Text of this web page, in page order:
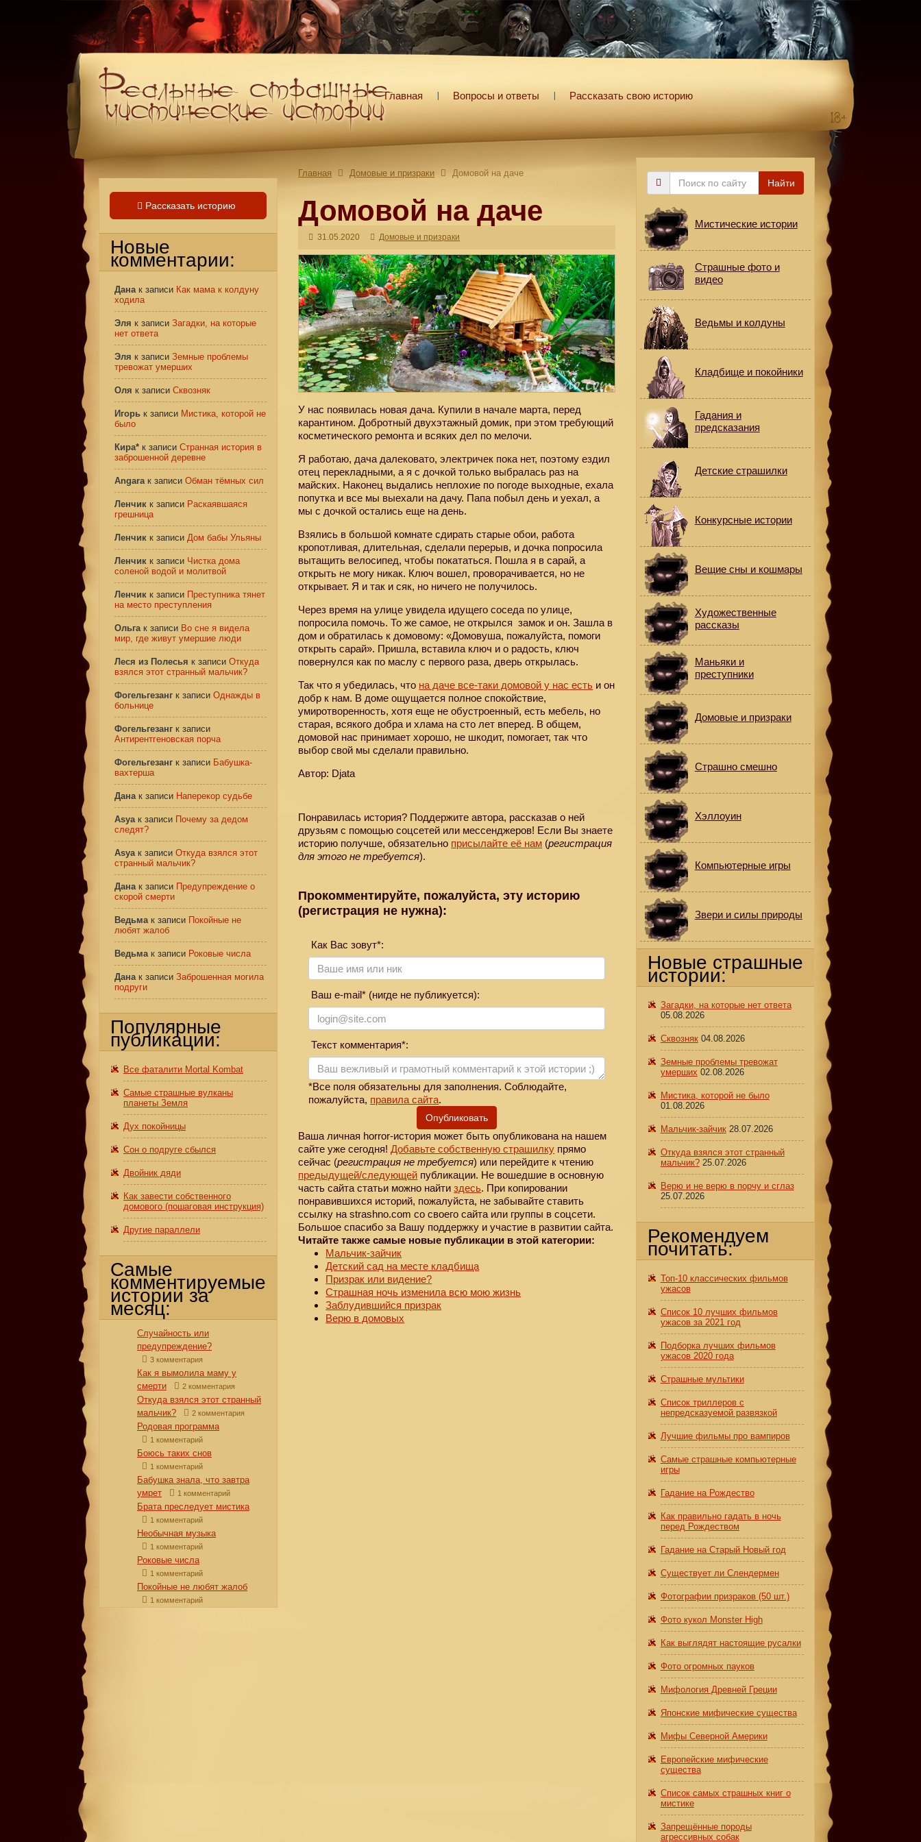
Главная Вопросы и ответы Рассказать свою историю
Главная Домовые и призраки Домовой на даче
Домовой на даче
31.05.2020 Домовые и призраки
У нас появилась новая дача. Купили в начале марта, перед
карантином. Добротный двухэтажный домик, при этом требующий
косметического ремонта и всяких дел по мелочи.
Я работаю, дача далековато, электричек пока нет, поэтому ездил
отец перекладными, а я с дочкой только выбралась раз на
майских. Наконец выдались неплохие по погоде выходные, ехала
попутка и все мы выехали на дачу. Папа побыл день и уехал, а
мы с дочкой остались еще на день.
Взялись в большой комнате сдирать старые обои, работа
кропотливая, длительная, сделали перерыв, и дочка попросила
вытащить велосипед, чтобы покататься. Пошла я в сарай, а
открыть не могу никак. Ключ вошел, проворачивается, но не
открывает. Я и так и сяк, но ничего не получилось.
Через время на улице увидела идущего соседа по улице,
попросила помочь. То же самое, не открылся замок и он. Зашла в
дом и обратилась к домовому: «Домовуша, пожалуйста, помоги
открыть сарай». Пришла, вставила ключ и о радость, ключ
повернулся как по маслу с первого раза, дверь открылась.
Так что я убедилась, что на даче все-таки домовой у нас есть и он
добр к нам. В доме ощущается полное спокойствие,
умиротворенность, хотя еще не обустроенный, есть мебель, но
старая, всякого добра и хлама на сто лет вперед. В общем,
домовой нас принимает хорошо, не шкодит, помогает, так что
выбор свой мы сделали правильно.
Автор: Djata
Понравилась история? Поддержите автора, рассказав о ней
друзьям с помощью соцсетей или мессенджеров! Если Вы знаете
историю получше, обязательно присылайте её нам (регистрация
для этого не требуется).
Прокомментируйте, пожалуйста, эту историю
(регистрация не нужна):
Как Вас зовут*:
Ваш e-mail* (нигде не публикуется):
Текст комментария*:
*Все поля обязательны для заполнения. Соблюдайте,
пожалуйста, правила сайта.
Опубликовать
Ваша личная horror-история может быть опубликована на нашем
сайте уже сегодня!Добавьте собственную страшилку прямо
сейчас (регистрация не требуется) или перейдите к чтению
предыдущей/следующей публикации. Не вошедшие в основную
часть сайта статьи можно найтиздесь. При копировании
понравившихся историй, пожалуйста, не забывайте ставить
ссылку на strashno.com со своего сайта или группы в соцсети.
Большое спасибо за Вашу поддержку и участие в развитии сайта.
Читайте также самые новые публикации в этой категории:
Мальчик-зайчик
Детский сад на месте кладбища
Призрак или видение?
Страшная ночь изменила всю мою жизнь
Заблудившийся призрак
Верю в домовых
Рассказать историю
Новые
комментарии:
Данак записи Как мама к колдуну
ходила
Эля к записи Загадки, на которые
нет ответа
Эля к записи Земные проблемы
тревожат умерших
Оля к записи Сквозняк
Игорь к записи Мистика, которой не
было
Кира* к записи Странная история в
заброшенной деревне
Angaraк записи Обман тёмных сил
Ленчик к записи Раскаявшаяся
грешница
Ленчик к записи Дом бабы Ульяны
Ленчик к записи Чистка дома
соленой водой и молитвой
Ленчик к записи Преступника тянет
на место преступления
Ольгак записи Во сне я видела
мир, где живут умершие люди
Леся из Полесья к записи Откуда
взялся этот странный мальчик?
Фогельгезанг к записи Однажды в
больнице
Фогельгезанг к записи
Антирентгеновская порча
Фогельгезанг к записи Бабушка-
вахтерша
Данак записи Наперекор судьбе
Asyaк записи Почему за дедом
следят?
Asyaк записи Откуда взялся этот
странный мальчик?
Данак записи Предупреждение о
скорой смерти
Ведьмак записи Покойные не
любят жалоб
Ведьмак записи Роковые числа
Данак записи Заброшенная могила
подруги
Популярные
публикации:
Все фаталити Mortal Kombat
Самые страшные вулканы
планеты Земля
Дух покойницы
Сон о подруге сбылся
Двойник дяди
Как завести собственного
домового (пошаговая инструкция)
Другие параллели
Самые
комментируемые
истории за
месяц:
Случайность или
предупреждение?
3 комментария
Как я вымолила маму у
смерти
2 комментария
Откуда взялся этот странный
мальчик?
2 комментария
Родовая программа
1 комментарий
Боюсь таких снов
1 комментарий
Бабушка знала, что завтра
умрет
1 комментарий
Брата преследует мистика
1 комментарий
Необычная музыка
1 комментарий
Роковые числа
1 комментарий
Покойные не любят жалоб
1 комментарий
Поиск
Найти
Мистические истории
Страшные фото и
видео
Ведьмы и колдуны
Кладбище и покойники
Гадания и
предсказания
Детские страшилки
Конкурсные истории
Вещие сны и кошмары
Художественные
рассказы
Маньяки и
преступники
Домовые и призраки
Страшно смешно
Хэллоуин
Компьютерные игры
Звери и силы природы
Новые страшные
истории:
Загадки, на которые нет ответа
05.08.2026
Сквозняк 04.08.2026
Земные проблемы тревожат
умерших 02.08.2026
Мистика, которой не было
01.08.2026
Мальчик-зайчик 28.07.2026
Откуда взялся этот странный
мальчик? 25.07.2026
Верю и не верю в порчу и сглаз
25.07.2026
Рекомендуем
почитать:
Топ-10 классических фильмов
ужасов
Список 10 лучших фильмов
ужасов за 2021 год
Подборка лучших фильмов
ужасов 2020 года
Страшные мультики
Список триллеров с
непредсказуемой развязкой
Лучшие фильмы про вампиров
Самые страшные компьютерные
игры
Гадание на Рождество
Как правильно гадать в ночь
перед Рождеством
Гадание на Старый Новый год
Существует ли Слендермен
Фотографии призраков (50 шт.)
Фото кукол Monster High
Как выглядят настоящие русалки
Фото огромных пауков
Мифология Древней Греции
Японские мифические существа
Мифы Северной Америки
Европейские мифические
существа
Список самых страшных книг о
мистике
Запрещённые породы
агрессивных собак